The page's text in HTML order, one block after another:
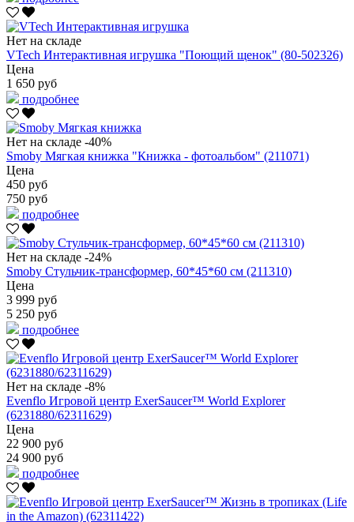
Нет на складе
VTech Интерактивная игрушка "Поющий щенок" (80-502326)
Цена
1 650 руб
подробнее
Нет на складе -40%
Smoby Мягкая книжка "Книжка - фотоальбом" (211071)
Цена
450 руб
750 руб
подробнее
Нет на складе -24%
Smoby Стульчик-трансформер, 60*45*60 см (211310)
Цена
3 999 руб
5 250 руб
подробнее
Нет на складе -8%
Evenflo Игровой центр ExerSaucer™ World Explorer
(6231880/62311629)
Цена
22 900 руб
24 900 руб
подробнее